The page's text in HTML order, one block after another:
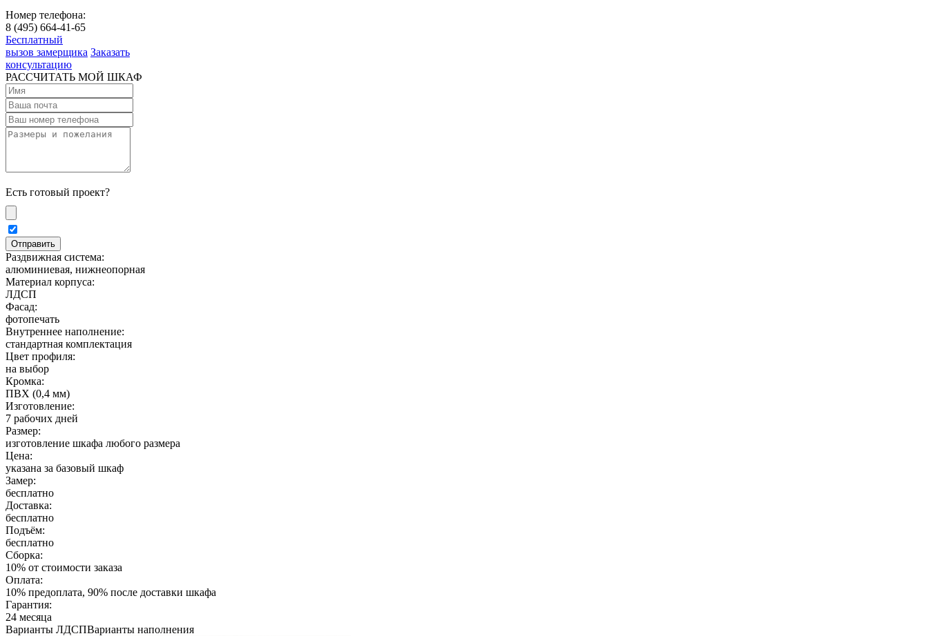
Номер телефона:
8 (495) 664-41-65
Бесплатный
вызов замерщика Заказать
консультацию
РАССЧИТАТЬ МОЙ ШКАФ
Есть готовый проект?
Раздвижная система:
алюминиевая, нижнеопорная
Материал корпуса:
ЛДСП
Фасад:
фотопечать
Внутреннее наполнение:
стандартная комплектация
Цвет профиля:
на выбор
Кромка:
ПВХ (0,4 мм)
Изготовление:
7 рабочих дней
Размер:
изготовление шкафа любого размера
Цена:
указана за базовый шкаф
Замер:
бесплатно
Доставка:
бесплатно
Подъём:
бесплатно
Сборка:
10% от стоимости заказа
Оплата:
10% предоплата, 90% после доставки шкафа
Гарантия:
24 месяца
Варианты ЛДСПВарианты наполнения